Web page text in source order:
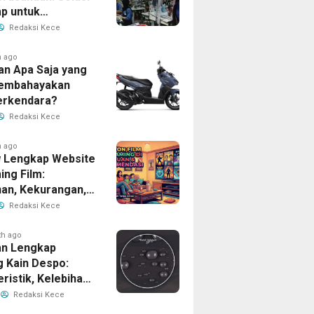
untuk
Bisnis Anda
Redaksi Kece
ago
Apa Saja yang
Redaksi Kece
ago
Lengkap Website
Film:
Kekurangan,
Unggulan
Redaksi Kece
ago
Lengkap
Kain Despo:
Kelebihan,
Redaksi Kece